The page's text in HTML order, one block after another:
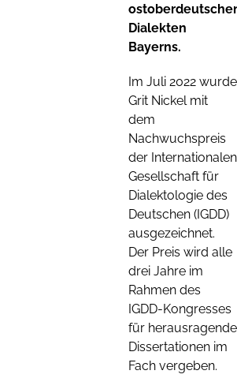
Dialekten
Bayerns.
Im Juli 2022 wurde
Grit Nickel mit
dem
Nachwuchspreis
der Internationalen
Gesellschaft für
Dialektologie des
Deutschen (IGDD)
ausgezeichnet.
Der Preis wird alle
drei Jahre im
Rahmen des
IGDD-Kongresses
für herausragende
Dissertationen im
Fach vergeben.